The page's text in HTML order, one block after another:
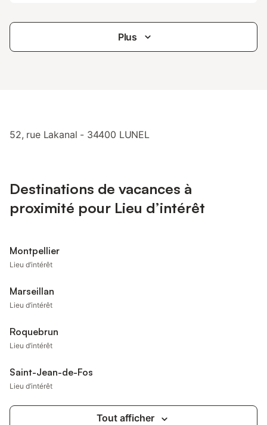
Plus
52, rue Lakanal - 34400 LUNEL
Destinations de vacances à
proximité pour Lieu d’intérêt
Montpellier
Lieu d’intérêt
Marseillan
Lieu d’intérêt
Roquebrun
Lieu d’intérêt
Saint-Jean-de-Fos
Lieu d’intérêt
Tout afficher